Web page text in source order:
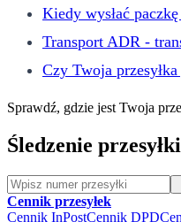
Kiedy wysłać
Transport ADR -
Czy Twoja
Sprawdź, gdzie jest Twoja
Śledzenie przesyłki
Cennik przesyłek
Cennik InPostCennik DPD